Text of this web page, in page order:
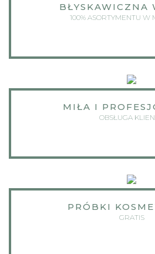
BŁYSKAWICZNA
100% ASORTYMENTU W
MIŁA I
OBSŁUGA
PRÓBKI
GRATIS